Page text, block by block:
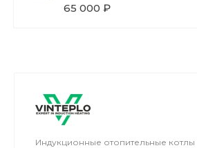
65 000 ₽
Индукционные отопительные